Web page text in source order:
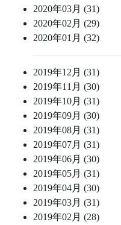
2020年03月 (31)
2020年02月 (29)
2020年01月 (32)
2019年12月 (31)
2019年11月 (30)
2019年10月 (31)
2019年09月 (30)
2019年08月 (31)
2019年07月 (31)
2019年06月 (30)
2019年05月 (31)
2019年04月 (30)
2019年03月 (31)
2019年02月 (28)